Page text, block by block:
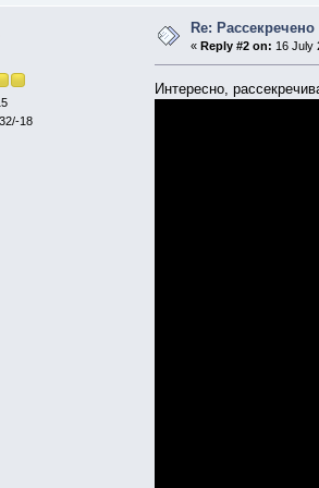
18
Re: Рассекречено
« Reply #2 on: 16 July
Интересно,